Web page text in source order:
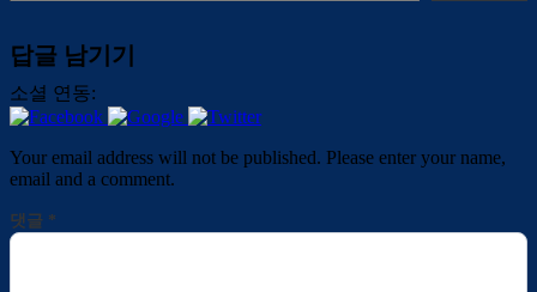
답글 남기기
소셜 연동:
Your email address will not be published. Please enter your name,
email and a comment.
댓글 *